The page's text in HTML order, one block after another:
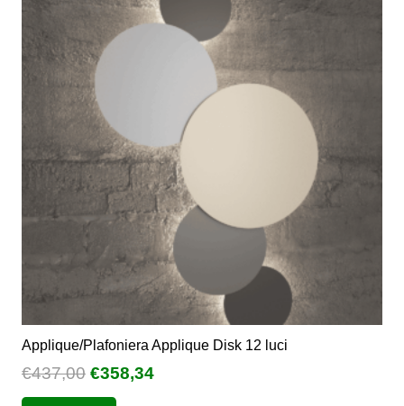
nella
pagina
del
prodotto
Applique/Plafoniera Applique Disk 12 luci
€437,00 Il
prezzo
€358,34Il